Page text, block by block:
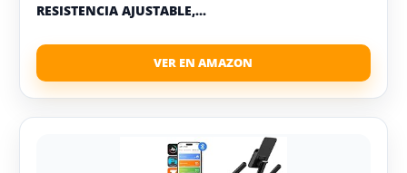
RESISTENCIA AJUSTABLE,...